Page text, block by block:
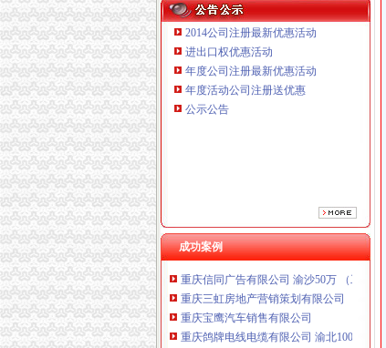
本站导航
2014公司注册最新优惠活动
进出口权优惠活动
年度公司注册最新优惠活动
年度活动公司注册送优惠
公示公告
成功案例
重庆鸽牌电线电缆有限公司 渝北10010万 (
重庆傲志众达投资咨询有限责任公司 渝九
重庆海谛升进出口贸易有限公司 渝北100
重庆奕欣锦诚商贸有限公司 渝九50万 （工
重庆信同广告有限公司 渝沙50万 （工商注
重庆三虹房地产营销策划有限公司
重庆宝鹰汽车销售有限公司
重庆鸽牌电线电缆有限公司 渝北10010万 (
重庆傲志众达投资咨询有限责任公司 渝九